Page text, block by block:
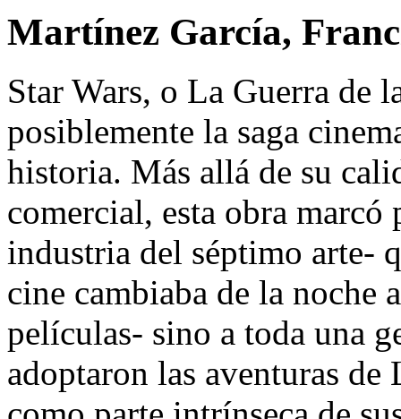
Martínez García,
Star Wars, o La Guerra de
posiblemente la saga
historia. Más allá de su
comercial, esta obra
industria del séptimo arte-
cine cambiaba de la noche
películas- sino a toda una
adoptaron las aventuras